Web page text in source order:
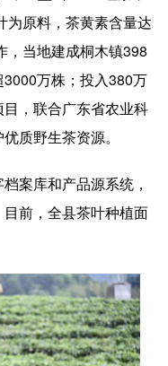
为原料，茶黄素含量达
，当地建成桐木镇398
万株；投入380万
，联合广东省农业科
质野生茶资源。
案库和产品源系统，
前，全县茶叶种植面